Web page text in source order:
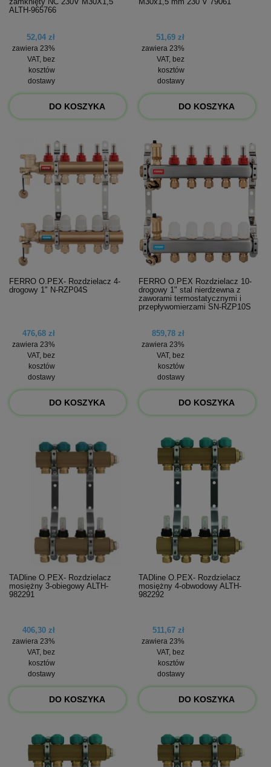
ALTH-965766
52,04 zł
zawiera 23%
VAT, bez
kosztów
dostawy
DO KOSZYKA
51,69 zł
zawiera 23%
VAT, bez
kosztów
dostawy
DO KOSZYKA
FERRO O.PEX- Rozdzielacz 4-
drogowy 1" N-RZP04S
476,68 zł
zawiera 23%
VAT, bez
kosztów
dostawy
DO KOSZYKA
FERRO O.PEX Rozdzielacz 10-
drogowy 1" stal nierdzewna z
zaworami termostatycznymi i
przepływomierzami SN-RZP10S
859,78 zł
zawiera 23%
VAT, bez
kosztów
dostawy
DO KOSZYKA
TADline O.PEX- Rozdzielacz
mosiężny 3-obiegowy ALTH-
982291
406,30 zł
zawiera 23%
VAT, bez
kosztów
dostawy
DO KOSZYKA
TADline O.PEX- Rozdzielacz
mosiężny 4-obwodowy ALTH-
982292
511,67 zł
zawiera 23%
VAT, bez
kosztów
dostawy
DO KOSZYKA